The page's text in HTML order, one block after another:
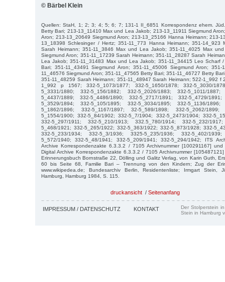
© Bärbel Klein
Quellen: StaH, 1; 2; 3; 4; 5; 6; 7; 131-1 II_6851 Korrespondenz ehem.
Betty Bari; 213-13_11410 Max und Lea Jakob; 213-13_11911 Siegmund
Aron; 213-13_20649 Siegmund Aron; 213-13_25166 Hanna Heimann; 213-
13_18398 Schlesinger / Hertz; 351-11_773 Hanna Heimann; 351-14_923
Sarah Heimann; 351-11_3846 Max und Lea Jakob; 351-11_4025 Max
Siegmund Aron; 351-11_17239 Sarah Heimann; 351-11_28287 Sarah
Lea Jakob; 351-11_31483 Max und Lea Jakob; 351-11_34415 Leo Scharf
Bari; 351-11_43491 Siegmund Aron; 351-11_45006 Siegmund Aron; 351-
11_46576 Siegmund Aron; 351-11_47565 Betty Bari; 351-11_46727 Betty
351-11_48259 Sarah Heimann; 351-11_48947 Sarah Heimann; 522-1_992 f
1_992 p 1567; 332-5_1073/1877; 332-5_1650/1878; 332-5_3030/
5_3331/1880; 332-5_156/1882; 332-5_2026/1883; 332-5_1011/
5_4437/1889; 332-5_4486/1890; 332-5_2717/1891; 332-5_4729/
5_3529/1894; 332-5_105/1895; 332-5_3034/1895; 332-5_1136/
5_1862/1896; 332-5_1167/1897; 32-5_589/1898; 332-5_2062/
5_1554/1900; 332-5_84/1902; 332-5_7/1904; 332-5_2473/1904; 332-
332-5_297/1911; 332-5_210/1913; 332.5_780/1914; 332-5_232/
5_468/1921; 332-5_265/1922; 332-5_363/1922; 332-5_873/1928; 332-
332-5_233/1934; 332-5_3/1936; 3325-5_235/1936; 332-5_402/
5_572/1940; 332-5_48/1941; 332-5_209/1941; 332-5_294/1942; ITS
Archive Korrespondenzakte 6.3.3.2 / 7105 Archivnummer [100291167]
Digital Archive Korrespondenzakte 6.3.3.2 / 7105 Archivnummer
Erinnerungsbuch Bornstraße 22, Dölling und Galitz Verlag, von Karin Guth,
60 bis Seite 68, Familie Bari – Trennung von den Kindern; Zug der
www.wikipedea.de; Bundesarchiv Berlin, Residentenliste; Irmgart Stein,
Hamburg, Hamburg 1984, S. 115.
druckansicht / Seitenanfang
IMPRESSUM / DATENSCHUTZ KONTAKT
Der Stolperstein
Stein in Hamburg